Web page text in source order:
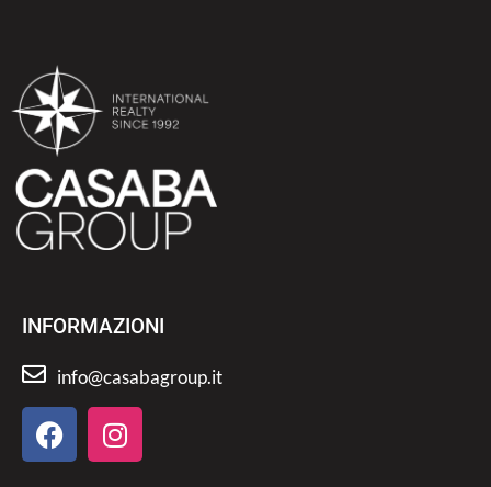
INFORMAZIONI
info@casabagroup.it